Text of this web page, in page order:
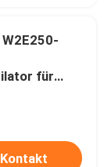
für
Kontakt